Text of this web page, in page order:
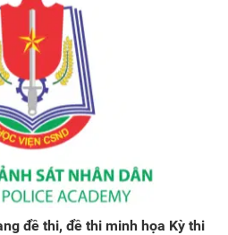
đề thi, đề thi minh họa Kỳ thi